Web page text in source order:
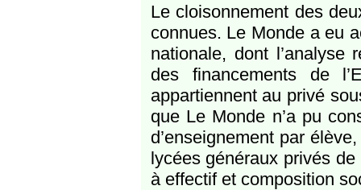
Le cloisonnement des
connues. Le Monde a eu
nationale, dont l’analyse
des financements de
appartiennent au privé
que Le Monde n’a pu
d’enseignement par
lycées généraux privés
à effectif et composition